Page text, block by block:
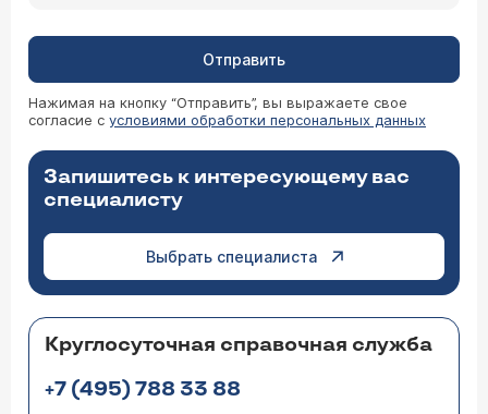
Отправить
Нажимая на кнопку “Отправить”, вы выражаете свое
согласие с условиями обработки персональных данных
Запишитесь к интересующему вас
специалисту
Выбрать специалиста
Круглосуточная справочная служба
+7 (495) 788 33 88